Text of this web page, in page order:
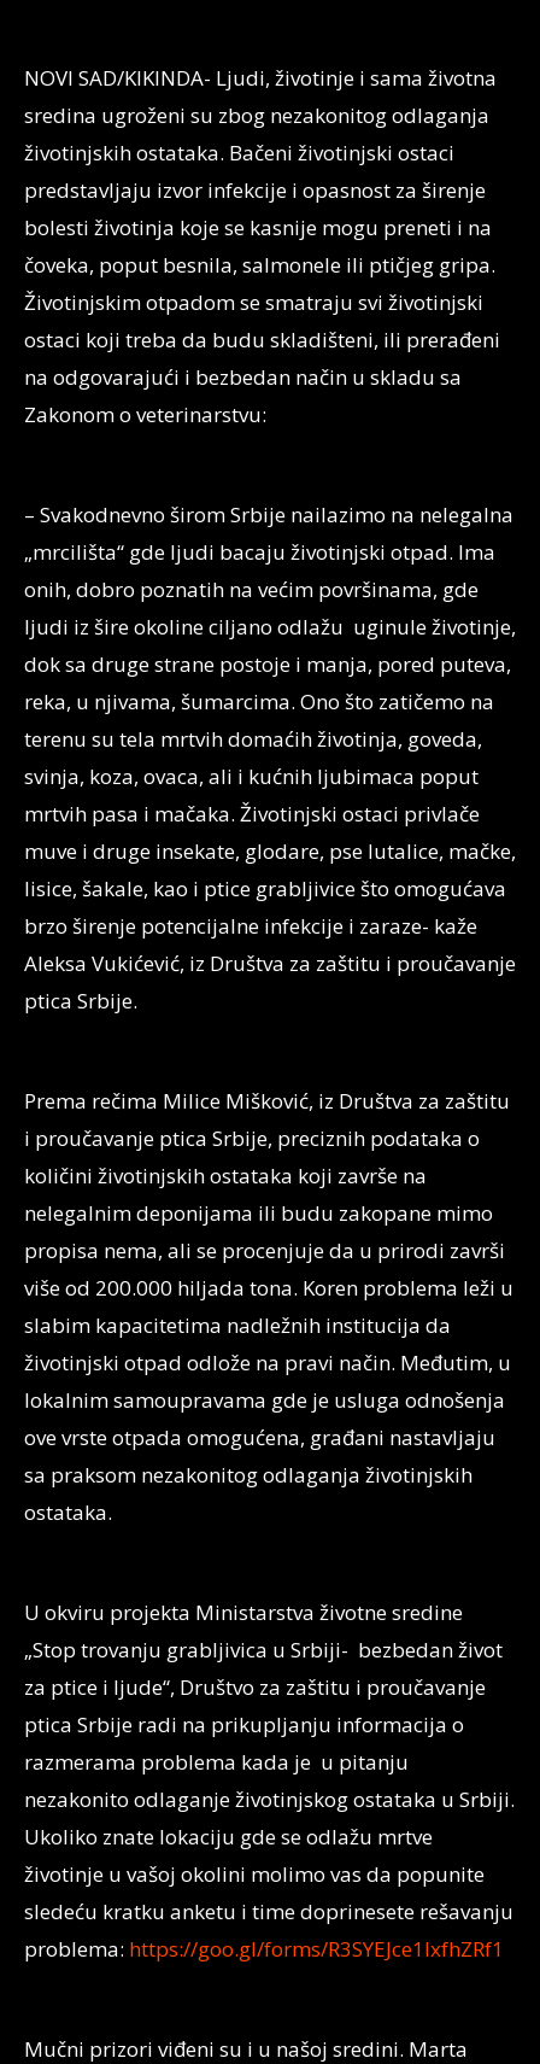
NOVI SAD/KIKINDA- Ljudi, životinje i sama životna
sredina ugroženi su zbog nezakonitog odlaganja
životinjskih ostataka. Bačeni životinjski ostaci
predstavljaju izvor infekcije i opasnost za širenje
bolesti životinja koje se kasnije mogu preneti i na
čoveka, poput besnila, salmonele ili ptičjeg gripa.
Životinjskim otpadom se smatraju svi životinjski
ostaci koji treba da budu skladišteni, ili prerađeni
na odgovarajući i bezbedan način u skladu sa
Zakonom o veterinarstvu:
– Svakodnevno širom Srbije nailazimo na nelegalna
„mrcilišta“ gde ljudi bacaju životinjski otpad. Ima
onih, dobro poznatih na većim površinama, gde
ljudi iz šire okoline ciljano odlažu uginule životinje,
dok sa druge strane postoje i manja, pored puteva,
reka, u njivama, šumarcima. Ono što zatičemo na
terenu su tela mrtvih domaćih životinja, goveda,
svinja, koza, ovaca, ali i kućnih ljubimaca poput
mrtvih pasa i mačaka. Životinjski ostaci privlače
muve i druge insekate, glodare, pse lutalice, mačke,
lisice, šakale, kao i ptice grabljivice što omogućava
brzo širenje potencijalne infekcije i zaraze- kaže
Aleksa Vukićević, iz Društva za zaštitu i proučavanje
ptica Srbije.
Prema rečima Milice Mišković, iz Društva za zaštitu
i proučavanje ptica Srbije, preciznih podataka o
količini životinjskih ostataka koji završe na
nelegalnim deponijama ili budu zakopane mimo
propisa nema, ali se procenjuje da u prirodi završi
više od 200.000 hiljada tona. Koren problema leži u
slabim kapacitetima nadležnih institucija da
životinjski otpad odlože na pravi način. Međutim, u
lokalnim samoupravama gde je usluga odnošenja
ove vrste otpada omogućena, građani nastavljaju
sa praksom nezakonitog odlaganja životinjskih
ostataka.
U okviru projekta Ministarstva životne sredine
„Stop trovanju grabljivica u Srbiji- bezbedan život
za ptice i ljude“, Društvo za zaštitu i proučavanje
ptica Srbije radi na prikupljanju informacija o
razmerama problema kada je u pitanju
nezakonito odlaganje životinjskog ostataka u Srbiji.
Ukoliko znate lokaciju gde se odlažu mrtve
životinje u vašoj okolini molimo vas da popunite
sledeću kratku anketu i time doprinesete rešavanju
problema: https://goo.gl/forms/R3SYEJce1lxfhZRf1
Mučni prizori viđeni su i u našoj sredini. Marta